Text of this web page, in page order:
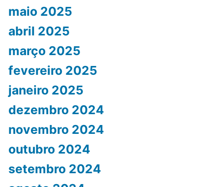
maio 2025
abril 2025
março 2025
fevereiro 2025
janeiro 2025
dezembro 2024
novembro 2024
outubro 2024
setembro 2024